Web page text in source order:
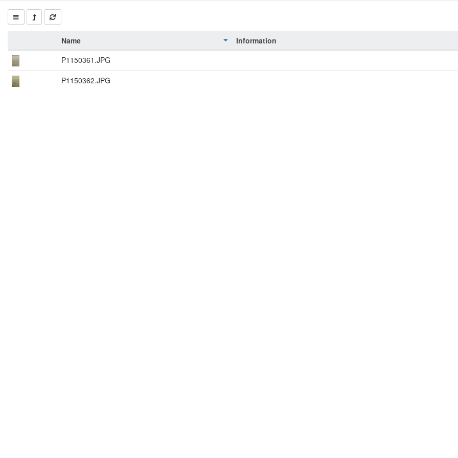
Name Information
P1150361.JPG
P1150362.JPG